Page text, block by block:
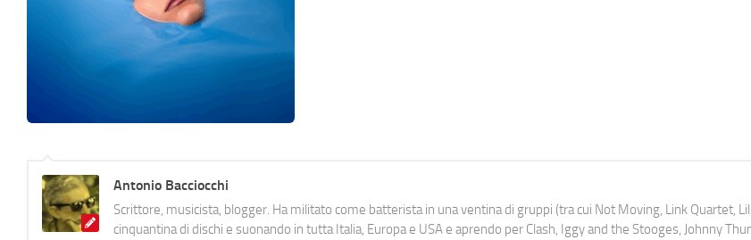
Antonio Bacciocchi
Scrittore, musicista, blogger. Ha militato come batterista in una ventina di gruppi (tra cui Not Moving, Link Quartet,
cinquantina di dischi e suonando in tutta Italia, Europa e USA e aprendo per Clash, Iggy and the Stooges, Johnny